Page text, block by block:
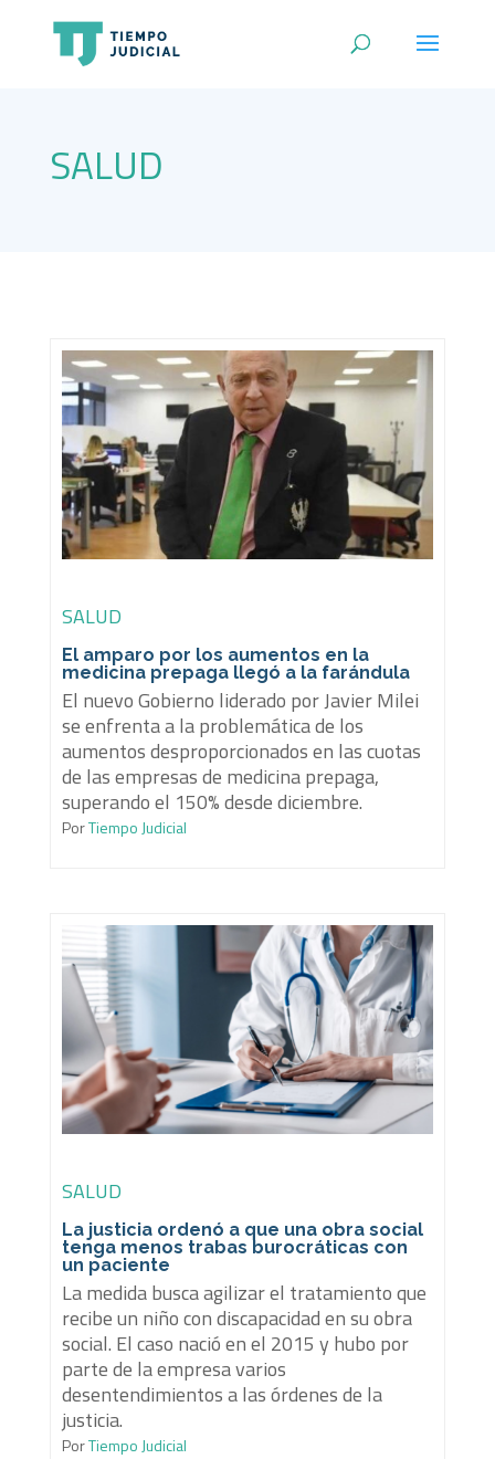
SALUD
SALUD
El amparo por los aumentos en la
medicina prepaga llegó a la farándula
El nuevo Gobierno liderado por Javier Milei
se enfrenta a la problemática de los
aumentos desproporcionados en las cuotas
de las empresas de medicina prepaga,
superando el 150% desde diciembre.
PorTiempo Judicial
SALUD
La justicia ordenó a que una obra social
tenga menos trabas burocráticas con
un paciente
La medida busca agilizar el tratamiento que
recibe un niño con discapacidad en su obra
social. El caso nació en el 2015 y hubo por
parte de la empresa varios
desentendimientos a las órdenes de la
justicia.
PorTiempo Judicial